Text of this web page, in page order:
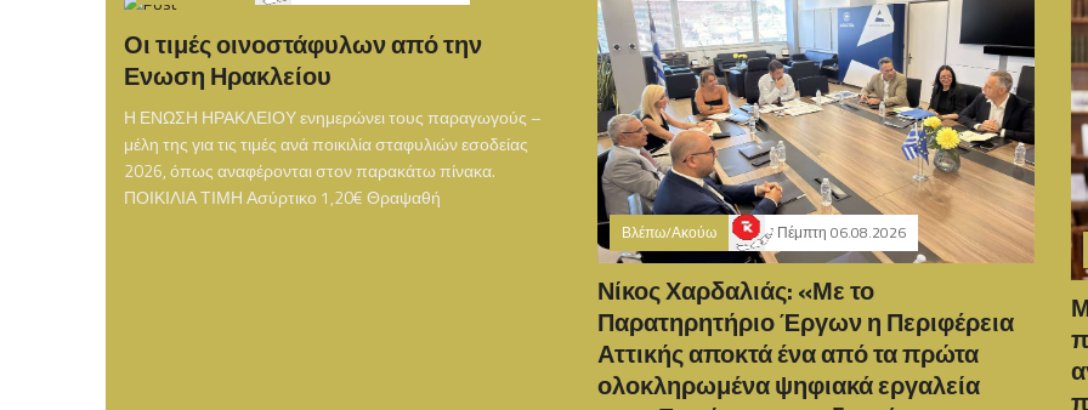
Οι τιμές οινοστάφυλων από την
Ενωση Ηρακλείου
Η ΕΝΩΣΗ ΗΡΑΚΛΕΙΟΥ ενημερώνει τους παραγωγούς –
μέλη της για τις τιμές ανά ποικιλία σταφυλιών εσοδείας
2026, όπως αναφέρονται στον παρακάτω πίνακα.
ΠΟΙΚΙΛΙΑ ΤΙΜΗ Ασύρτικο 1,20€ Θραψαθή
Βλέπω/Ακούω Πέμπτη 06.08.2026
Νίκος Χαρδαλιάς: «Με το
Παρατηρητήριο Έργων η Περιφέρεια
Αττικής αποκτά ένα από τα πρώτα
ολοκληρωμένα ψηφιακά εργαλεία